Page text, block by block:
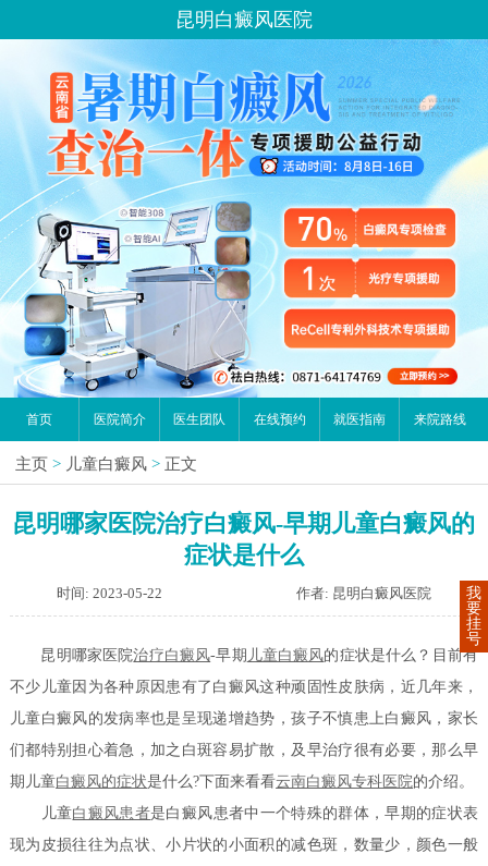
昆明白癜风医院
首页 医院简介 医生团队 在线预约 就医指南 来院路线
主页 > 儿童白癜风 > 正文
昆明哪家医院治疗白癜风-早期儿童白癜风的
症状是什么
时间: 2023-05-22 作者: 昆明白癜风医院
昆明哪家医院治疗白癜风-早期 儿童白癜风的症状是什么？目前有
不少儿童因为各种原因患有了白癜风这种顽固性皮肤病，近几年来，
儿童白癜风的发病率也是呈现递增趋势，孩子不慎患上白癜风，家长
们都特别担心着急，加之白斑容易扩散，及早治疗很有必要，那么早
期儿童白癜风的症状是什么?下面来看看云南白癜风专科医院的介绍。
儿童白癜风患者是白癜风患者中一个特殊的群体，早期的症状表
现为皮损往往为点状、小片状的小面积的减色斑，数量少，颜色一般
我
要
挂
号